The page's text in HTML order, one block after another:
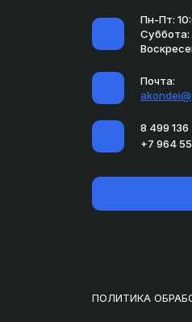
Пн-Пт:
Суббота:
Почта:
8 499 136
+7 964
ПОЛИТИКА